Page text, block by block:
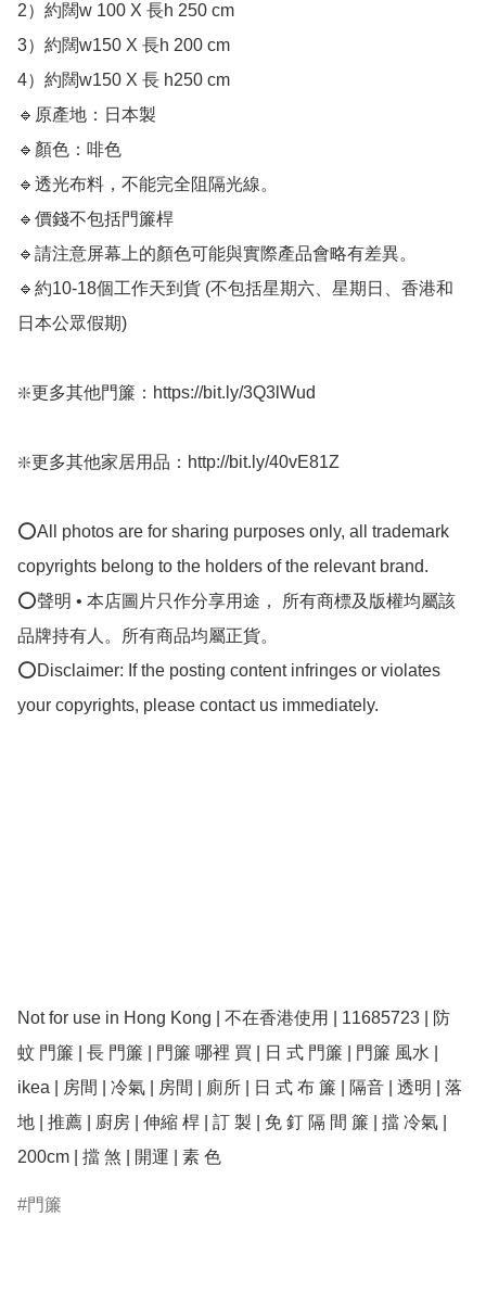
2）約闊w 100 X 長h 250 cm
3）約闊w150 X 長h 200 cm
4）約闊w150 X 長 h250 cm
🔹原產地：日本製
🔹顏色：啡色
🔹透光布料，不能完全阻隔光線。
🔹價錢不包括門簾桿
🔹請注意屏幕上的顏色可能與實際產品會略有差異。
🔹約10-18個工作天到貨 (不包括星期六、星期日、香港和
日本公眾假期) ﻿
❇️更多其他門簾：https://bit.ly/3Q3lWud
❇️更多其他家居用品：http://bit.ly/40vE81Z
⭕All photos are for sharing purposes only, all trademark
copyrights belong to the holders of the relevant brand.
⭕聲明 • 本店圖片只作分享用途， 所有商標及版權均屬該
品牌持有人。所有商品均屬正貨。
⭕Disclaimer: If the posting content infringes or violates
your copyrights, please contact us immediately.
Not for use in Hong Kong | 不在香港使用 | 11685723 | 防
蚊 門簾 | 長 門簾 | 門簾 哪裡 買 | 日 式 門簾 | 門簾 風水 |
ikea | 房間 | 冷氣 | 房間 | 廁所 | 日 式 布 簾 | 隔音 | 透明 | 落
地 | 推薦 | 廚房 | 伸縮 桿 | 訂 製 | 免 釘 隔 間 簾 | 擋 冷氣 |
200cm | 擋 煞 | 開運 | 素 色
門簾